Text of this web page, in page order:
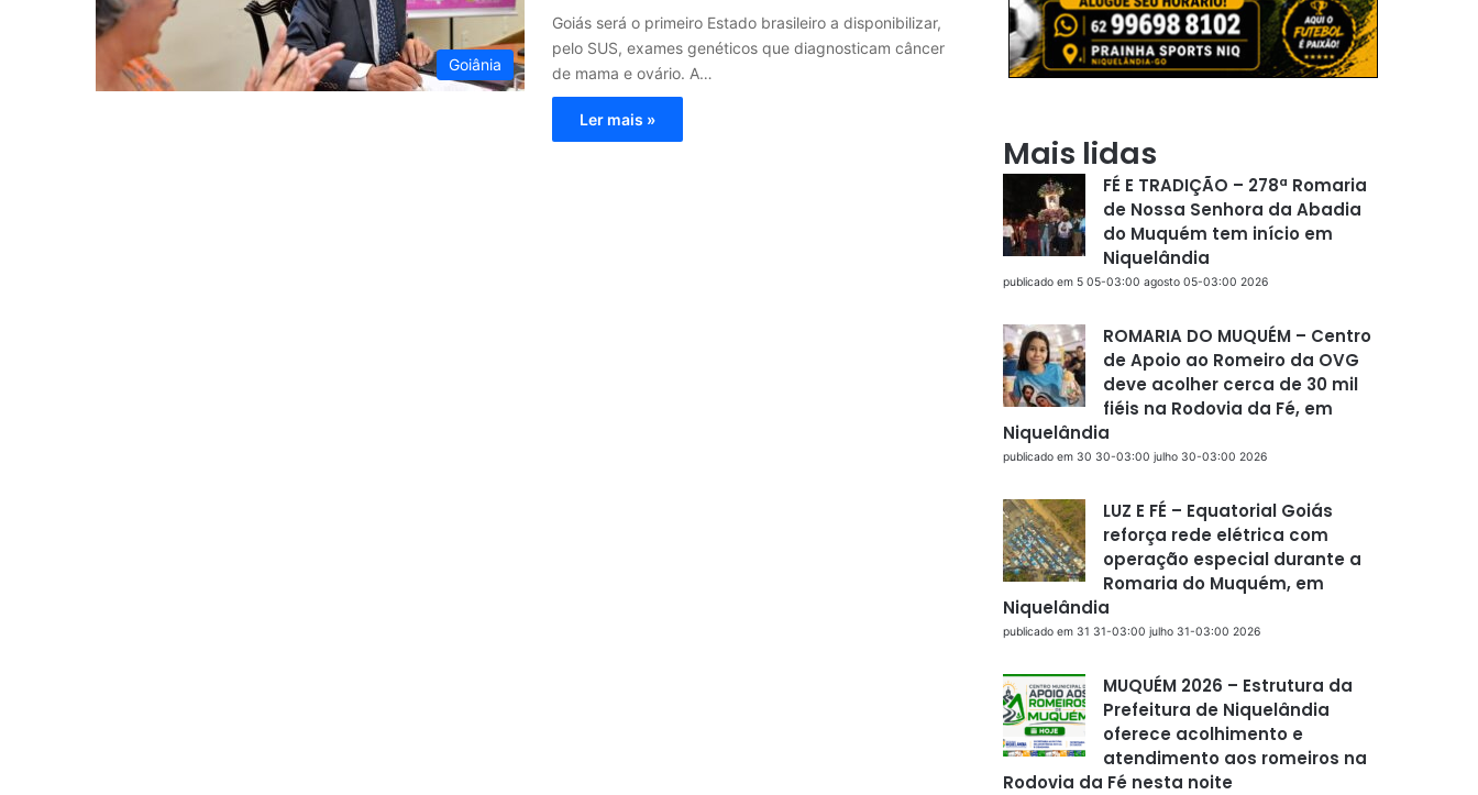
Goiânia
Goiás será o primeiro Estado brasileiro a disponibilizar,
pelo SUS, exames genéticos que diagnosticam câncer
de mama e ovário. A…
Ler mais »
Mais lidas
FÉ E TRADIÇÃO – 278ª Romaria
de Nossa Senhora da Abadia
do Muquém tem início em
Niquelândia
publicado em 5 05-03:00 agosto 05-03:00 2026
ROMARIA DO MUQUÉM – Centro
de Apoio ao Romeiro da OVG
deve acolher cerca de 30 mil
fiéis na Rodovia da Fé, em
Niquelândia
publicado em 30 30-03:00 julho 30-03:00 2026
LUZ E FÉ – Equatorial Goiás
reforça rede elétrica com
operação especial durante a
Romaria do Muquém, em
Niquelândia
publicado em 31 31-03:00 julho 31-03:00 2026
MUQUÉM 2026 – Estrutura da
Prefeitura de Niquelândia
oferece acolhimento e
atendimento aos romeiros na
Rodovia da Fé nesta noite